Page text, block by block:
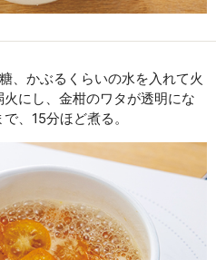
、かぶるくらいの水を入れて火
にし、金柑のワタが透明にな
、15分ほど煮る。